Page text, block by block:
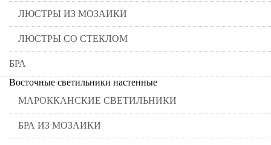
ЛЮСТРЫ ИЗ МОЗАИКИ
ЛЮСТРЫ СО СТЕКЛОМ
БРА
Восточные светильники настенные
МАРОККАНСКИЕ СВЕТИЛЬНИКИ
БРА ИЗ МОЗАИКИ